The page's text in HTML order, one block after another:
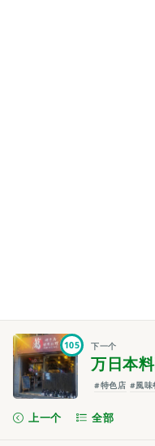
105 下一个
万日本
#特色店 #風味
上一个 全部